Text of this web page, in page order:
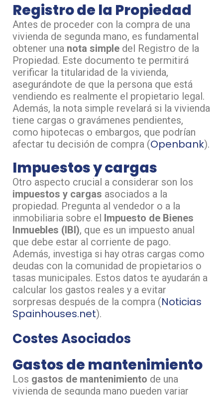
Registro de la Propiedad
Antes de proceder con la compra de una
vivienda de segunda mano, es fundamental
obtener una nota simple del Registro de la
Propiedad. Este documento te permitirá
verificar la titularidad de la vivienda,
asegurándote de que la persona que está
vendiendo es realmente el propietario legal.
Además, la nota simple revelará si la vivienda
tiene cargas o gravámenes pendientes,
como hipotecas o embargos, que podrían
afectar tu decisión de compra​ (Openbank)​.
Impuestos y cargas
Otro aspecto crucial a considerar son los
impuestos y cargas asociados a la
propiedad. Pregunta al vendedor o a la
inmobiliaria sobre el Impuesto de Bienes
Inmuebles (IBI), que es un impuesto anual
que debe estar al corriente de pago.
Además, investiga si hay otras cargas como
deudas con la comunidad de propietarios o
tasas municipales. Estos datos te ayudarán a
calcular los gastos reales y a evitar
sorpresas después de la compra​ (Noticias
Spainhouses.net)​.
Costes Asociados
Gastos de mantenimiento
Los gastos de mantenimiento de una
vivienda de segunda mano pueden variar